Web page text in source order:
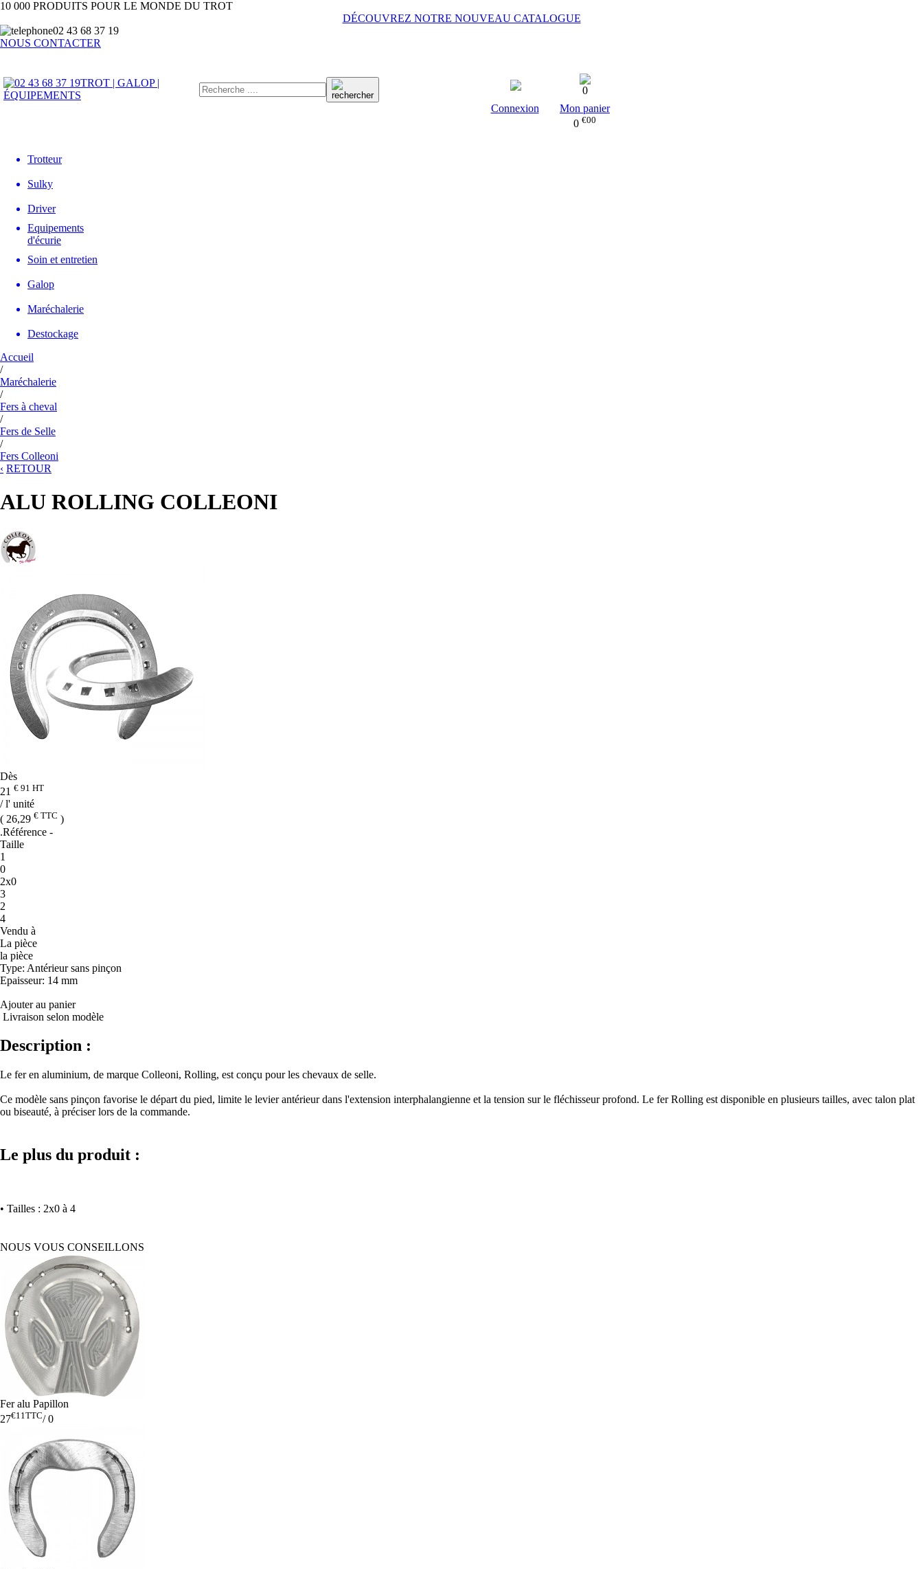
10 000 PRODUITS POUR LE MONDE DU TROT
DÉCOUVREZ NOTRE NOUVEAU CATALOGUE
02 43 68 37 19
NOUS CONTACTER
TROT | GALOP |
ÉQUIPEMENTS
Connexion
0
Mon panier
0 €00
Trotteur
Sulky
Driver
Equipements
d'écurie
Soin et entretien
Galop
Maréchalerie
Destockage
Accueil
/
Maréchalerie
/
Fers à cheval
/
Fers de Selle
/
Fers Colleoni
‹ RETOUR
ALU ROLLING COLLEONI
Dès
21 € 91 HT
/ l' unité
( 26,29 € TTC )
.Référence -
Taille
1
0
2x0
3
2
4
Vendu à
La pièce
la pièce
Type: Antérieur sans pinçon
Epaisseur: 14 mm
Ajouter au panier
Livraison selon modèle
Description :
Le fer en aluminium, de marque Colleoni, Rolling, est conçu pour les chevaux de selle.
Ce modèle sans pinçon favorise le départ du pied, limite le levier antérieur dans l'extension interphalangienne et la tension sur le fléchisseur profond. Le fer Rolling est disponible en plusieurs tailles, avec talon plat
ou biseauté, à préciser lors de la commande.
Le plus du produit :
• Tailles : 2x0 à 4
NOUS VOUS CONSEILLONS
Fer alu Papillon
27€11TTC/0